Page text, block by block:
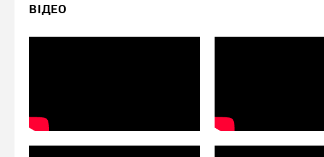
Доставка серцевин від 4000 грн здійснюється безкоштовно
ВІДЕО